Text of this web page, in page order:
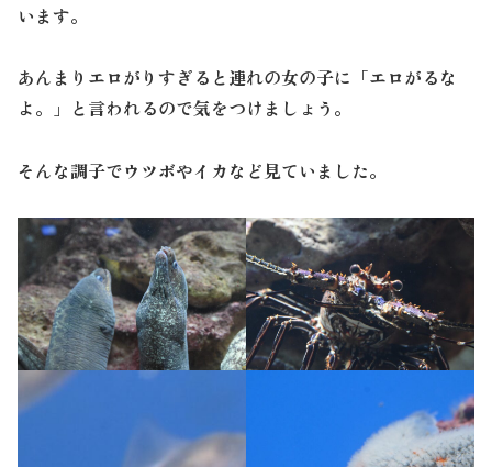
います。
あんまりエロがりすぎると連れの女の子に「エロがるな
よ。」と言われるので気をつけましょう。
そんな調子でウツボやイカなど見ていました。